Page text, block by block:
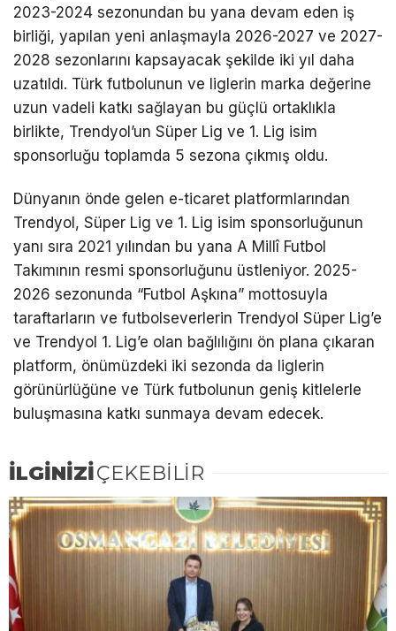
2023-2024 sezonundan bu yana devam eden iş
birliği, yapılan yeni anlaşmayla 2026-2027 ve 2027-
2028 sezonlarını kapsayacak şekilde iki yıl daha
uzatıldı. Türk futbolunun ve liglerin marka değerine
uzun vadeli katkı sağlayan bu güçlü ortaklıkla
birlikte, Trendyol’un Süper Lig ve 1. Lig isim
sponsorluğu toplamda 5 sezona çıkmış oldu.
Dünyanın önde gelen e-ticaret platformlarından
Trendyol, Süper Lig ve 1. Lig isim sponsorluğunun
yanı sıra 2021 yılından bu yana A Millî Futbol
Takımının resmi sponsorluğunu üstleniyor. 2025-
2026 sezonunda “Futbol Aşkına” mottosuyla
taraftarların ve futbolseverlerin Trendyol Süper Lig’e
ve Trendyol 1. Lig’e olan bağlılığını ön plana çıkaran
platform, önümüzdeki iki sezonda da liglerin
görünürlüğüne ve Türk futbolunun geniş kitlelerle
buluşmasına katkı sunmaya devam edecek.
İLGİNİZİÇEKEBİLİR